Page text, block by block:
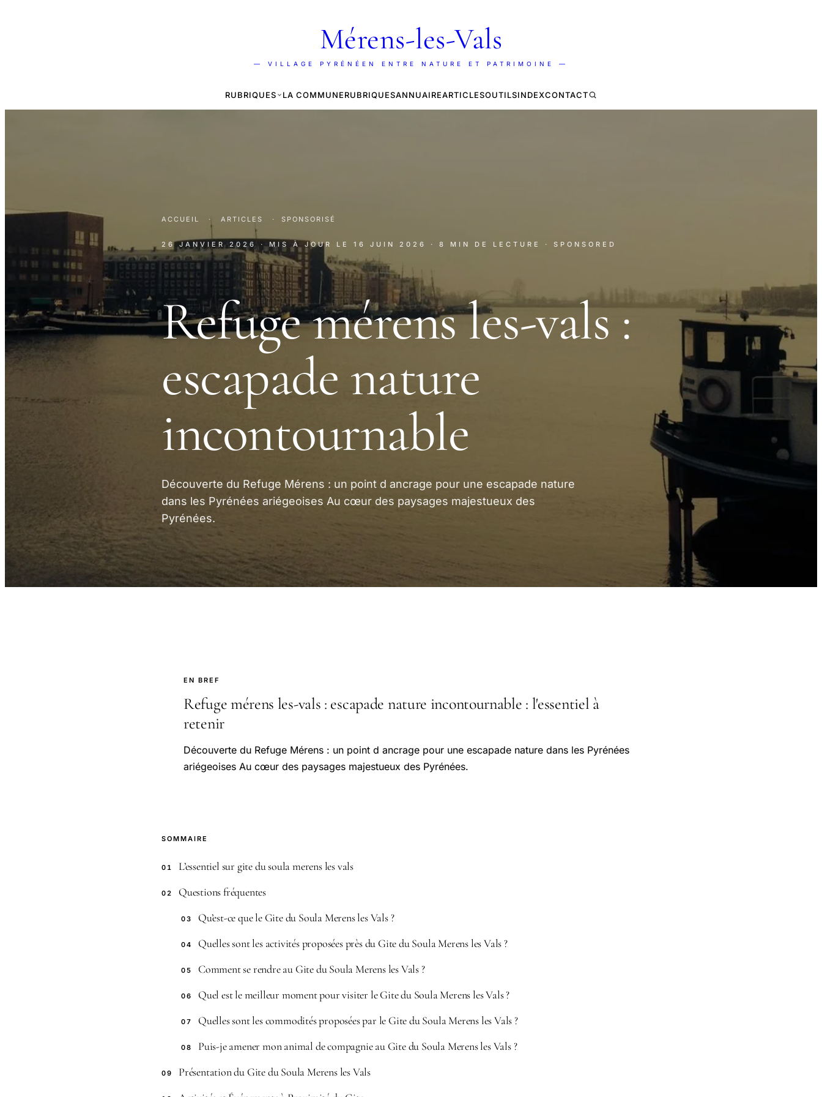
Mérens-les-Vals
— VILLAGE PYRÉNÉEN ENTRE NATURE ET PATRIMOINE —
RUBRIQUES LA COMMUNERUBRIQUESANNUAIREARTICLESOUTILSINDEXCONTACT
ACCUEIL · ARTICLES · SPONSORISÉ
26 JANVIER 2026 · MIS À JOUR LE 16 JUIN 2026 · 8 MIN DE LECTURE · SPONSORED
Refuge mérens les-vals :
escapade nature
incontournable
Découverte du Refuge Mérens : un point d ancrage pour une escapade nature
dans les Pyrénées ariégeoises Au cœur des paysages majestueux des
Pyrénées.
EN BREF
Refuge mérens les-vals : escapade nature incontournable : l'essentiel à
retenir
Découverte du Refuge Mérens : un point d ancrage pour une escapade nature dans les Pyrénées
ariégeoises Au cœur des paysages majestueux des Pyrénées.
SOMMAIRE
01 L’essentiel sur gite du soula merens les vals
02 Questions fréquentes
03 Qu’est-ce que le Gite du Soula Merens les Vals ?
04 Quelles sont les activités proposées près du Gite du Soula Merens les Vals ?
05 Comment se rendre au Gite du Soula Merens les Vals ?
06 Quel est le meilleur moment pour visiter le Gite du Soula Merens les Vals ?
07 Quelles sont les commodités proposées par le Gite du Soula Merens les Vals ?
08 Puis-je amener mon animal de compagnie au Gite du Soula Merens les Vals ?
09 Présentation du Gite du Soula Merens les Vals